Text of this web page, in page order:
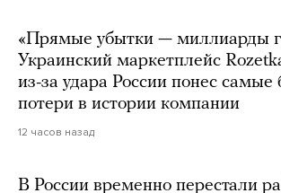
«Прямые убытки — миллиарды
Украинский маркетплейс
из-за удара России понес самые
потери в истории компании
12 часов назад
В России временно перестали